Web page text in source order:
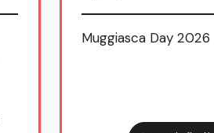
Muggiasca Day 2026